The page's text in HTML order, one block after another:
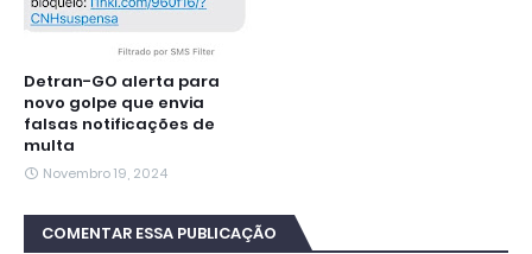
Detran-GO alerta para
novo golpe que envia
falsas notificações de
multa
Novembro 19, 2024
COMENTAR ESSA PUBLICAÇÃO